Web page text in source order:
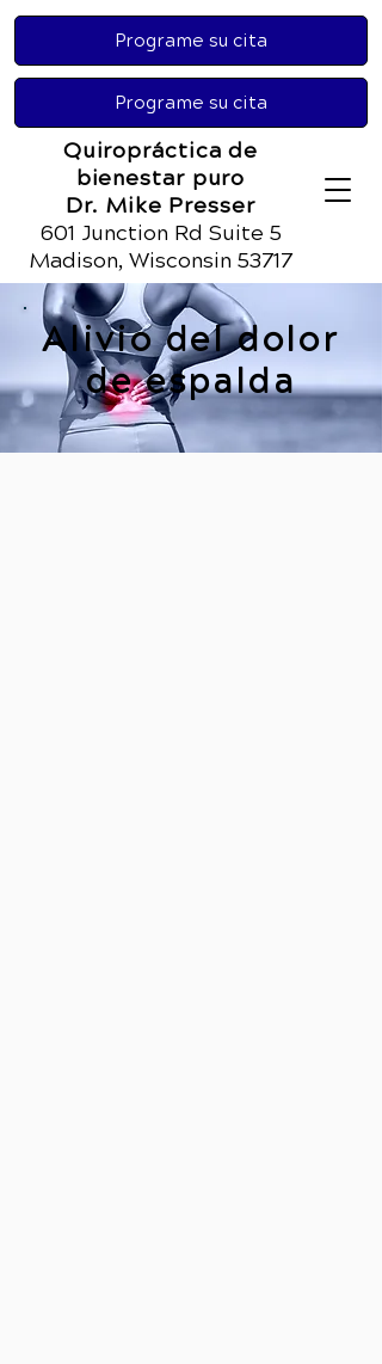
Quiropráctica de
bienestar puro
Dr. Mike Presser
601 Junction Rd Suite 5
Madison, Wisconsin 53717
Programe su cita
Programe su cita
Alivio del dolor
de espalda